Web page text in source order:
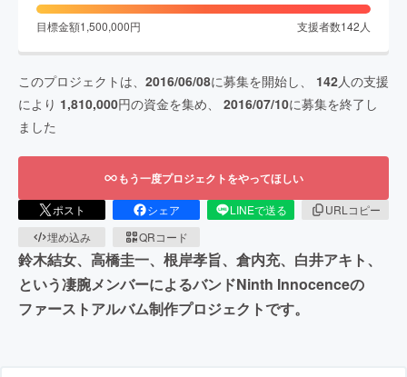
目標金額1,500,000円 支援者数142 人
このプロジェクトは、 2016/06/08に募集を開始し、 142人の支援
により 1,810,000円の資金を集め、 2016/07/10に募集を終了し
ました
もう一度プロジェクトをやってほしい
ポスト シェア LINEで送る
URLコピー
埋め込み
QRコード
鈴木結女、高橋圭一、根岸孝旨、倉内充、白井アキト、
という凄腕メンバーによるバンドNinth Innocenceの
ファーストアルバム制作プロジェクトです。